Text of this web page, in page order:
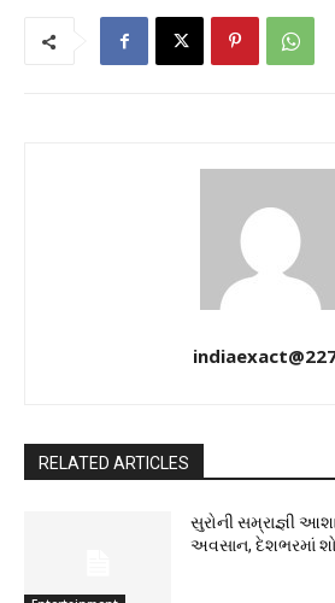
RELATED ARTICLES
સુરોની સમ્રાજ્ઞી
અવસાન, દેશભરમાં